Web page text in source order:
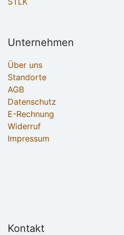
Unternehmen
Über uns
Standorte
AGB
Datenschutz
E-Rechnung
Widerruf
Impressum
Kontakt